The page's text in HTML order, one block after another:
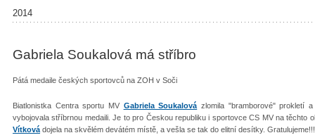
2014
Gabriela Soukalová má stříbro
Pátá medaile českých sportovců na ZOH v Soči
Biatlonistka Centra sportu MV Gabriela Soukalová zlomila "bramborové" prokletí
vybojovala stříbrnou medaili. Je to pro Českou republiku i sportovce CS MV na těchto
Vítková dojela na skvělém devátém místě, a vešla se tak do elitní desítky.